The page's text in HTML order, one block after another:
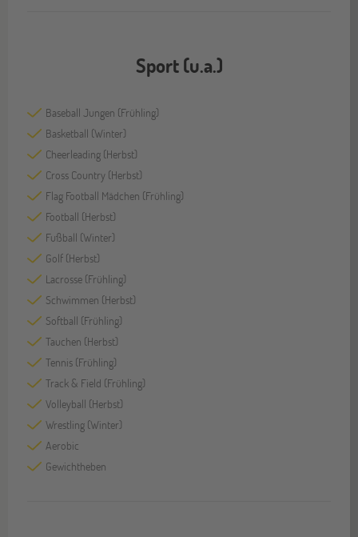
Sport (u.a.)
Baseball Jungen (Frühling)
Basketball (Winter)
Cheerleading (Herbst)
Cross Country (Herbst)
Flag Football Mädchen (Frühling)
Football (Herbst)
Fußball (Winter)
Golf (Herbst)
Lacrosse (Frühling)
Schwimmen (Herbst)
Softball (Frühling)
Tauchen (Herbst)
Tennis (Frühling)
Track & Field (Frühling)
Volleyball (Herbst)
Wrestling (Winter)
Aerobic
Gewichtheben